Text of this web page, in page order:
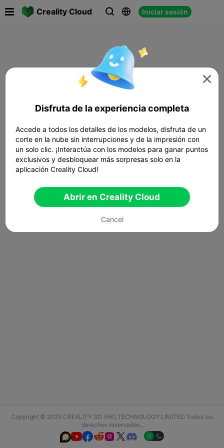
Creality Cloud   Iniciar sesión
Copyright © 2025 CREALITY 3D (HK) TECHNOLOGY LIMITED Todos los
derechos reservados.,
  

Disfruta de la experiencia completa
Accede a todos los detalles de los modelos, disfruta de un
corte en la nube sin interrupciones y de la impresión con
un solo clic. ¡Interactúa con los modelos para ganar puntos
exclusivos y desbloquear más sorpresas solo en la
aplicación Creality Cloud!
Abrir en Creality Cloud
Cancel